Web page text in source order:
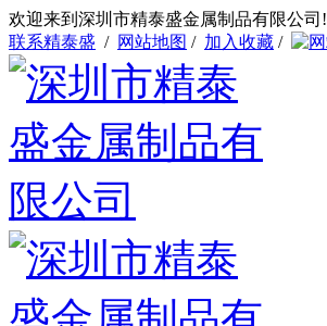
欢迎来到深圳市精泰盛金属制品有限公司!
联系精泰盛 / 网站地图 / 加入收藏 /